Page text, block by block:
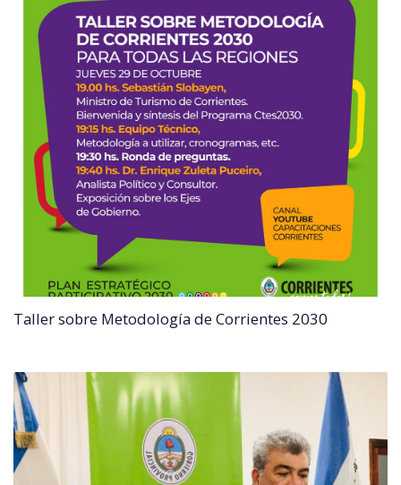
Taller sobre Metodología de Corrientes 2030